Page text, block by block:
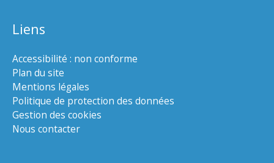
Liens
Accessibilité : non conforme
Plan du site
Mentions légales
Politique de protection des données
Gestion des cookies
Nous contacter